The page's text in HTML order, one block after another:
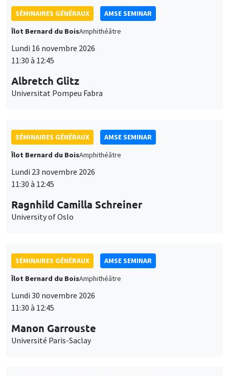
SÉMINAIRES GÉNÉRAUX
AMSE SEMINAR
Îlot Bernard du BoisAmphithéâtre
Lundi 16 novembre 2026
11:30 à 12:45
Albretch Glitz
Universitat Pompeu Fabra
SÉMINAIRES GÉNÉRAUX
AMSE SEMINAR
Îlot Bernard du BoisAmphithéâtre
Lundi 23 novembre 2026
11:30 à 12:45
Ragnhild Camilla Schreiner
University of Oslo
SÉMINAIRES GÉNÉRAUX
AMSE SEMINAR
Îlot Bernard du BoisAmphithéâtre
Lundi 30 novembre 2026
11:30 à 12:45
Manon Garrouste
Université Paris-Saclay